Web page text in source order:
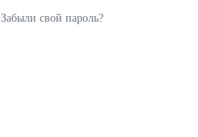
Забыли свой пароль?